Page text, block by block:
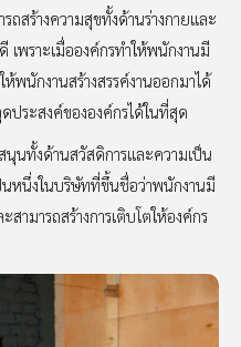
สร้างความสุขทั้งด้านร่างกายและ
พราะเมื่อองค์กรทำให้พนักงานมี
พนักงานสร้างสรรค์งานออกมาได้
ประสงค์ขององค์กรได้ในที่สุด
นทั้งด้านสวัสดิการและความเป็น
หนึ่งในบริษัทที่ขึ้นชื่อว่าพนักงานมี
ามารถสร้างการเติบโตให้องค์กร